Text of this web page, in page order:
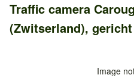
Traffic camera
(Zwitserland),
Image